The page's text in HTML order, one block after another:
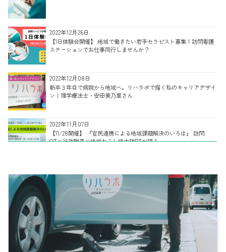
2022年12月26日
【1日体験会開催】 地域で働きたい若手セラピスト募集！訪問看護
ステーションでお仕事同行しませんか？
2022年12月08日
新卒３年目で病院から地域へ。リハラボで描く私のキャリアデザイ
ン｜理学療法士・安田美乃里さん
2022年11月07日
【11/28開催】 『官民連携による地域課題解決のいろは』 訪問
OT×行政職員×地域おこし協力隊PTが語る
多様な強みを併せ持つ、リハラボ訪問看護部門リハビリチームのご
紹介｜主任/理学療法士・目代桃子さん
2022年09月14日
【予告！会社説明会】 リハラボ町田、看護師を募集！